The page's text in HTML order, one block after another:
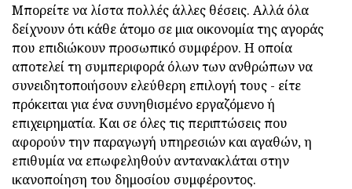
Μπορείτε να λίστα πολλές άλλες θέσεις. Αλλά όλα
δείχνουν ότι κάθε άτομο σε μια οικονομία της αγοράς
που επιδιώκουν προσωπικό συμφέρον. Η οποία
αποτελεί τη συμπεριφορά όλων των ανθρώπων να
συνειδητοποιήσουν ελεύθερη επιλογή τους - είτε
πρόκειται για ένα συνηθισμένο εργαζόμενο ή
επιχειρηματία. Και σε όλες τις περιπτώσεις που
αφορούν την παραγωγή υπηρεσιών και αγαθών, η
επιθυμία να επωφεληθούν αντανακλάται στην
ικανοποίηση του δημοσίου συμφέροντος.